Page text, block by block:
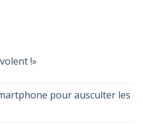
!»
pour ausculter les